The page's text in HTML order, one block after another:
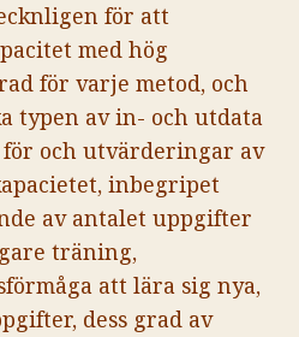
för att
med hög
för varje metod, och
typen av in- och utdata
och utvärderingar av
inbegripet
av antalet uppgifter
träning,
att lära sig nya,
dess grad av